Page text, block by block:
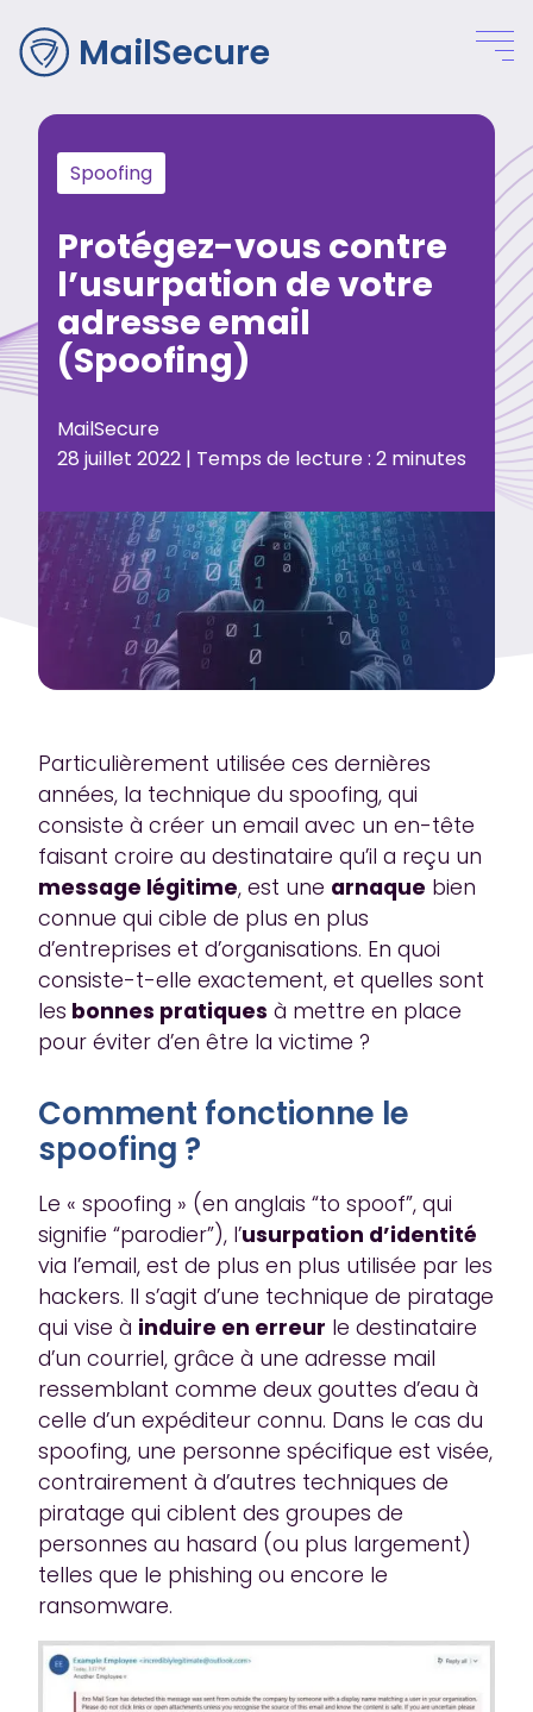
MailSecure
Spoofing
Protégez-vous contre
l’usurpation de votre
adresse email
(Spoofing)
MailSecure
28 juillet 2022 | Temps de lecture : 2 minutes
Particulièrement utilisée ces dernières
années, la technique du spoofing, qui
consiste à créer un email avec un en-tête
faisant croire au destinataire qu’il a reçu un
message légitime, est une arnaque bien
connue qui cible de plus en plus
d’entreprises et d’organisations. En quoi
consiste-t-elle exactement, et quelles sont
les bonnes pratiques à mettre en place
pour éviter d’en être la victime ?
Comment fonctionne le
spoofing ?
Le « spoofing » (en anglais “to spoof”, qui
signifie “parodier”), l’usurpation d’identité
via l’email, est de plus en plus utilisée par les
hackers. Il s’agit d’une technique de piratage
qui vise à induire en erreur le destinataire
d’un courriel, grâce à une adresse mail
ressemblant comme deux gouttes d’eau à
celle d’un expéditeur connu. Dans le cas du
spoofing, une personne spécifique est visée,
contrairement à d’autres techniques de
piratage qui ciblent des groupes de
personnes au hasard (ou plus largement)
telles que le phishing ou encore le
ransomware.